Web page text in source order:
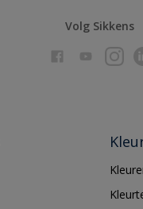
Volg Sikkens